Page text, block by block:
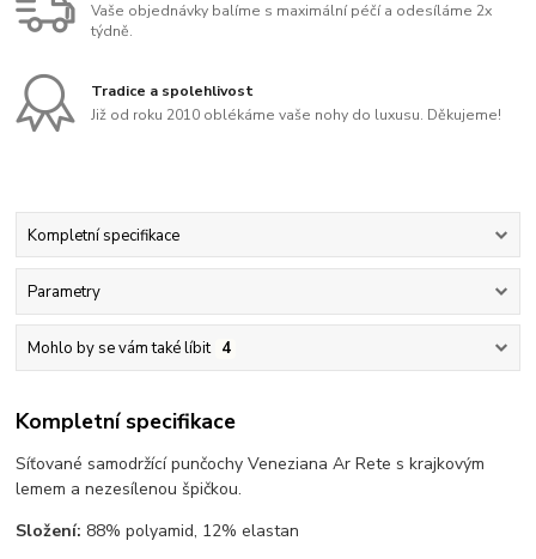
Vaše objednávky balíme s maximální péčí a odesíláme 2x
týdně.
Tradice a spolehlivost
Již od roku 2010 oblékáme vaše nohy do luxusu. Děkujeme!
Kompletní specifikace
Parametry
Mohlo by se vám také líbit 4
Kompletní specifikace
Síťované samodržící punčochy Veneziana Ar Rete s krajkovým
lemem a nezesílenou špičkou.
Složení: 88% polyamid, 12% elastan